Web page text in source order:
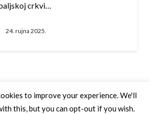
crkvi…
24. rujna 2025.
to improve your experience. We'll
this, but you can opt-out if you wish.